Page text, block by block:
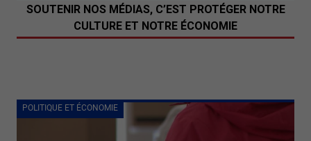
POLITIQUE ET ÉCONOMIE
SOUTENIR NOS MÉDIAS, C’EST PROTÉGER NOTRE
CULTURE ET NOTRE ÉCONOMIE